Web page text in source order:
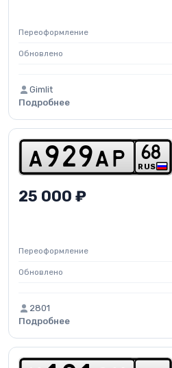
Переоформление
Обновлено
Gimlit
Подробнее
a 9 2 9 a p RUS
68
25 000 ₽
Переоформление
Обновлено
2801
Подробнее